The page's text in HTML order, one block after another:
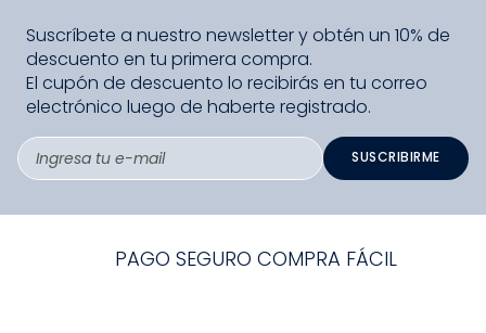
Suscríbete a nuestro newsletter y obtén un 10% de
descuento en tu primera compra.
El cupón de descuento lo recibirás en tu correo
electrónico luego de haberte registrado.
SUSCRIBIRME
PAGO SEGURO COMPRA FÁCIL